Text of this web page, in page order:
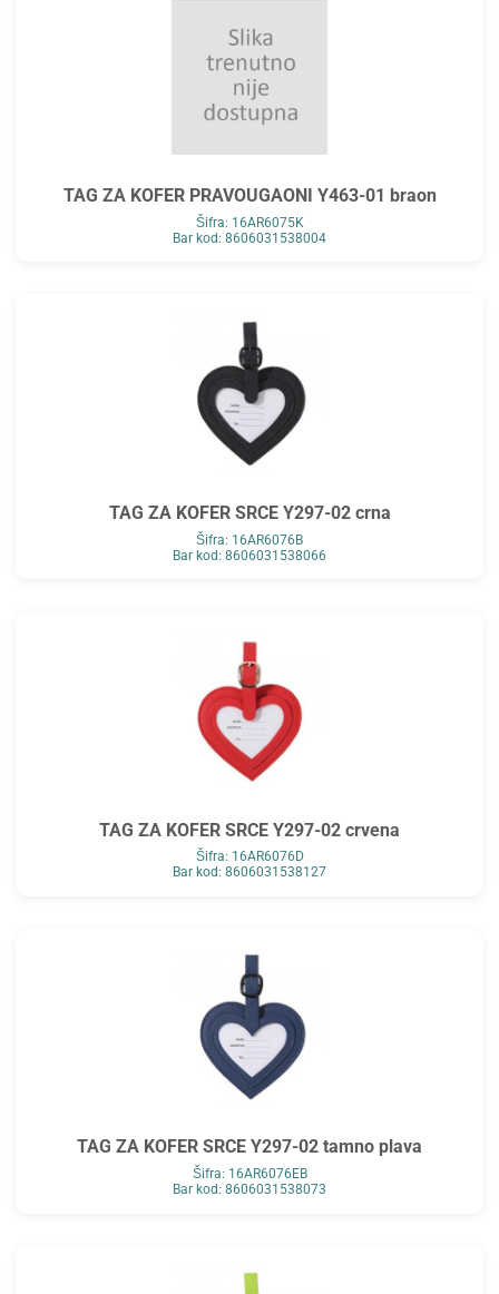
TAG ZA KOFER PRAVOUGAONI Y463-01 braon
Šifra: 16AR6075K
Bar kod: 8606031538004
TAG ZA KOFER SRCE Y297-02 crna
Šifra: 16AR6076B
Bar kod: 8606031538066
TAG ZA KOFER SRCE Y297-02 crvena
Šifra: 16AR6076D
Bar kod: 8606031538127
TAG ZA KOFER SRCE Y297-02 tamno plava
Šifra: 16AR6076EB
Bar kod: 8606031538073